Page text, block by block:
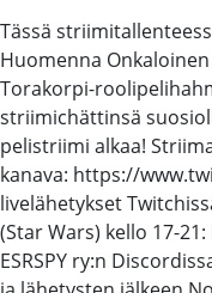
Tässä
Huomenna
Torakorpi-
striimichättinsä
pelistriimi alkaa!
kanava: https://
livelähetykset
(Star Wars) kello 17-
ESRSPY ry:n